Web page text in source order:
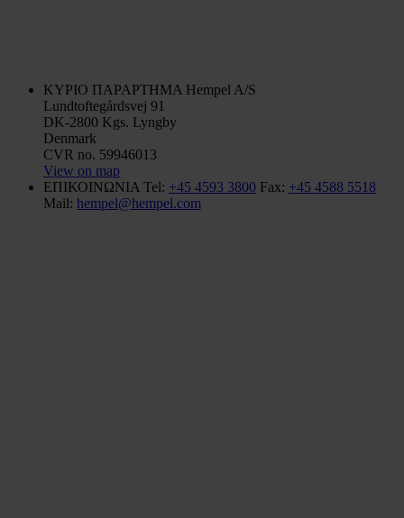
ΚΥΡΙΟ ΠΑΡΑΡΤΗΜΑ Hempel A/S
Lundtoftegårdsvej 91
DK-2800 Kgs. Lyngby
Denmark
CVR no. 59946013
View on map
ΕΠΙΚΟΙΝΩΝΙΑ Tel: +45 4593 3800 Fax: +45 4588 5518
Mail: hempel@hempel.com